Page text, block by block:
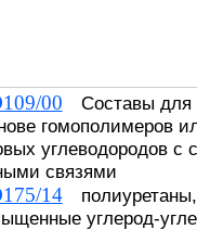
00 Составы для
гомополимеров
углеводородов с
связями
14
углерод-